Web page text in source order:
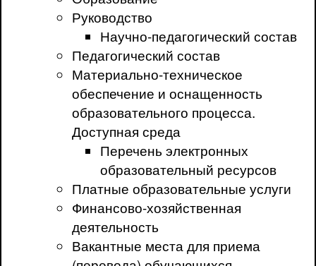
Руководство
Научно-педагогический состав
Педагогический состав
Материально-техническое
обеспечение и оснащенность
образовательного процесса.
Доступная среда
Перечень электронных
образовательный ресурсов
Платные образовательные услуги
Финансово-хозяйственная
деятельность
Вакантные места для приема